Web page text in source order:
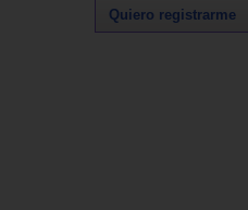
Quiero registrarme